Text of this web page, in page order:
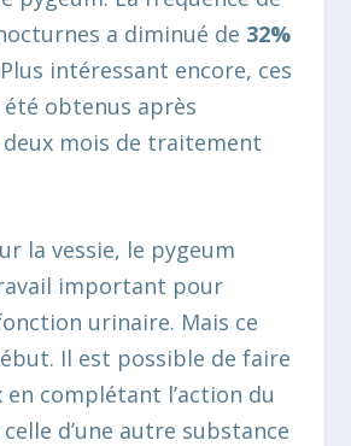
a diminué de 32%
intéressant encore, ces
obtenus après
deux mois de traitement
la vessie, le pygeum
important pour
urinaire. Mais ce
Il est possible de faire
en complétant l’action du
d’une autre substance